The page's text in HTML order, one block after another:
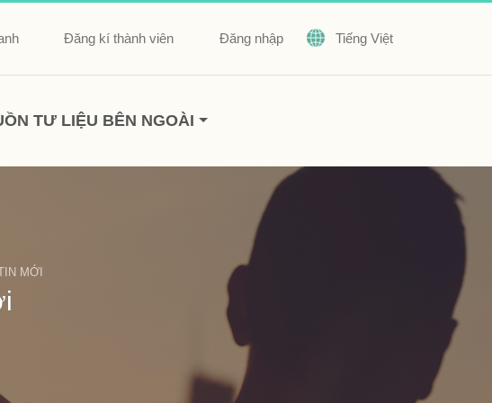
Đăng kí thành viên Đăng nhập Tiếng Việt
TƯ LIỆU BÊN NGOÀI
MỚI